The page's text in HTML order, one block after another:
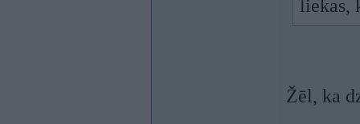
liekas,
Žēl, ka